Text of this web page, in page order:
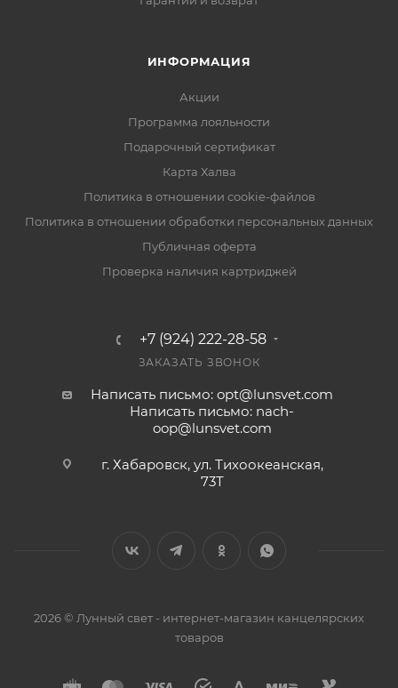
ИНФОРМАЦИЯ
Акции
Программа лояльности
Подарочный сертификат
Карта Халва
Политика в отношении cookie-файлов
Политика в отношении обработки персональных данных
Публичная оферта
Проверка наличия картриджей
+7 (924) 222-28-58
ЗАКАЗАТЬ ЗВОНОК
Написать письмо: opt@lunsvet.com
Написать письмо: nach-
oop@lunsvet.com
г. Хабаровск, ул. Тихоокеанская,
73Т
2026 © Лунный свет - интернет-магазин канцелярских
товаров